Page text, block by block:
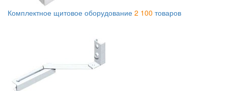
Комплектное щитовое оборудование 2 100 товаров